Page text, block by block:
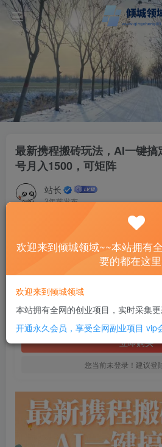
最新携程搬砖玩法，AI一键
号月入1500，可矩阵
站长
3年前发布
此内容为付费资源，请付费后查看
SVIP全站会员 免费
立即购买
您当前未登录！建议登
欢迎来到倾城领域~~本站拥有
要的都在这
欢迎来到倾城领域
本站拥有全网的创业项目，实时采集
开通永久会员，享受全网副业项目 vip